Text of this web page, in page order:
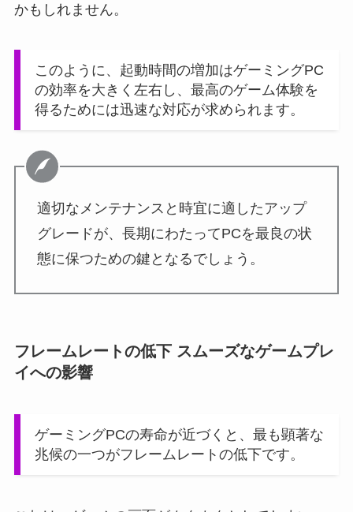
かもしれません。
このように、起動時間の増加はゲーミングPC
の効率を大きく左右し、最高のゲーム体験を
得るためには迅速な対応が求められます。
適切なメンテナンスと時宜に適したアップ
グレードが、長期にわたってPCを最良の状
態に保つための鍵となるでしょう。
フレームレートの低下 スムーズなゲームプレ
イへの影響
ゲーミングPCの寿命が近づくと、最も顕著な
兆候の一つがフレームレートの低下です。